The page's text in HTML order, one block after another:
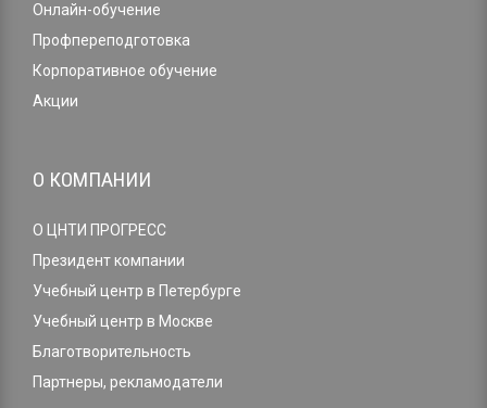
Онлайн-обучение
Профпереподготовка
Корпоративное обучение
Акции
О КОМПАНИИ
О ЦНТИ ПРОГРЕСС
Президент компании
Учебный центр в Петербурге
Учебный центр в Москве
Благотворительность
Партнеры, рекламодатели